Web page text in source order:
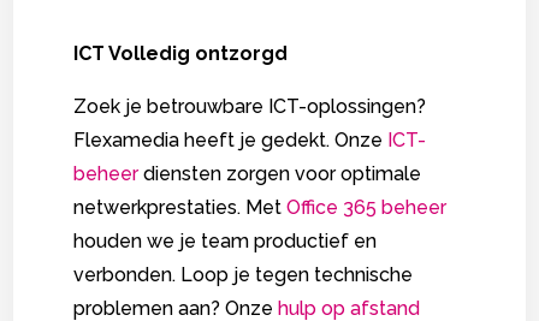
ICT Volledig ontzorgd
Zoek je betrouwbare ICT-oplossingen?
Flexamedia heeft je gedekt. Onze ICT-
beheerdiensten zorgen voor optimale
netwerkprestaties. MetOffice 365 beheer
houden we je team productief en
verbonden. Loop je tegen technische
problemen aan? Onzehulp op afstand